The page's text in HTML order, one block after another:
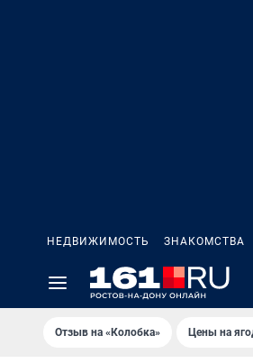
НЕДВИЖИМОСТЬ ЗНАКОМСТВА
Отзыв на «Колобка» Цены на